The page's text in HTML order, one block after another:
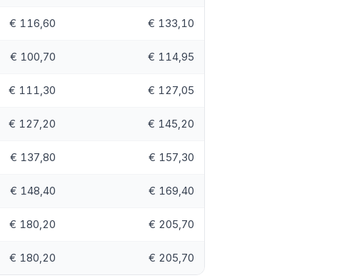
€ 116,60 € 133,10
€ 100,70 € 114,95
€ 111,30 € 127,05
€ 127,20 € 145,20
€ 137,80 € 157,30
€ 148,40 € 169,40
€ 180,20 € 205,70
€ 180,20 € 205,70